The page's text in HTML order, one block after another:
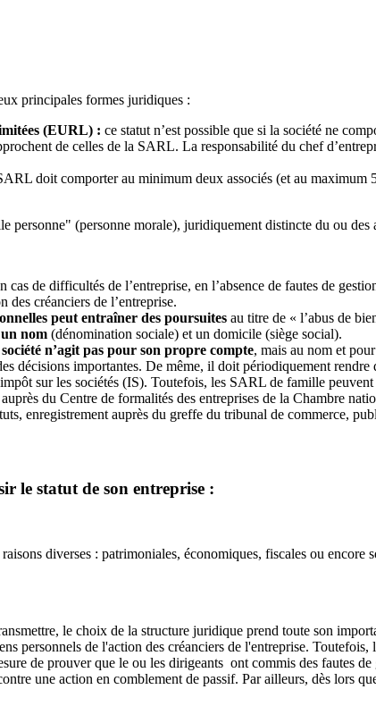
principales formes juridiques :
(EURL) : ce statut n’est possible que si la société ne
de celles de la SARL. La responsabilité du chef
doit comporter au minimum deux associés (et au maximum
personne" (personne morale), juridiquement distincte du ou des
cas de difficultés de l’entreprise, en l’absence de fautes de
des créanciers de l’entreprise.
peut entraîner des poursuites au titre de « l’abus de
un nom (dénomination sociale) et un domicile (siège social).
n’agit pas pour son propre compte, mais au nom et
décisions importantes. De même, il doit périodiquement rendre
sur les sociétés (IS). Toutefois, les SARL de famille
du Centre de formalités des entreprises de la Chambre
enregistrement auprès du greffe du tribunal de commerce,
le statut de son entreprise :
diverses : patrimoniales, économiques, fiscales ou encore
le choix de la structure juridique prend toute son
personnels de l'action des créanciers de l'entreprise.
de prouver que le ou les dirigeants ont commis des fautes
une action en comblement de passif. Par ailleurs, dès lors